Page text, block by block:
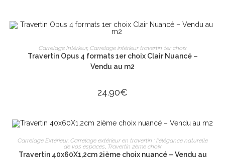
AJOUTER AU PANIER
Carrelage Intérieur, Carrelage intérieur travertin 1er choix
Travertin Opus 4 formats 1er choix Clair Nuancé –
Vendu au m2
24.90€
AJOUTER AU PANIER
Carrelage Extérieur, Carrelage extérieur en travertin : l'élégance naturelle
de vos espaces, Travertin 2ème choix
Travertin 40x60X1,2cm 2ième choix nuancé – Vendu au